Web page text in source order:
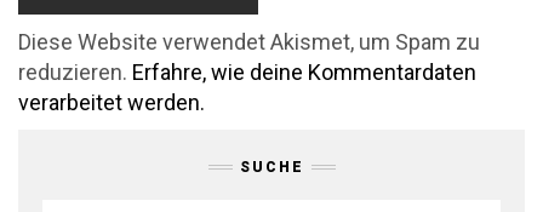
Diese Website verwendet Akismet, um Spam zu
reduzieren. Erfahre, wie deine Kommentardaten
verarbeitet werden.
SUCHE